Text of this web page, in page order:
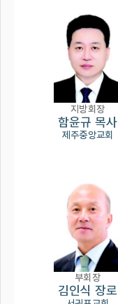
지방회장
함윤규 목사
제주중앙교회
부회장
김인식 장로